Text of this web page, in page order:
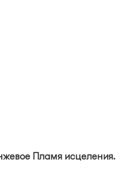
Пламя исцеления.